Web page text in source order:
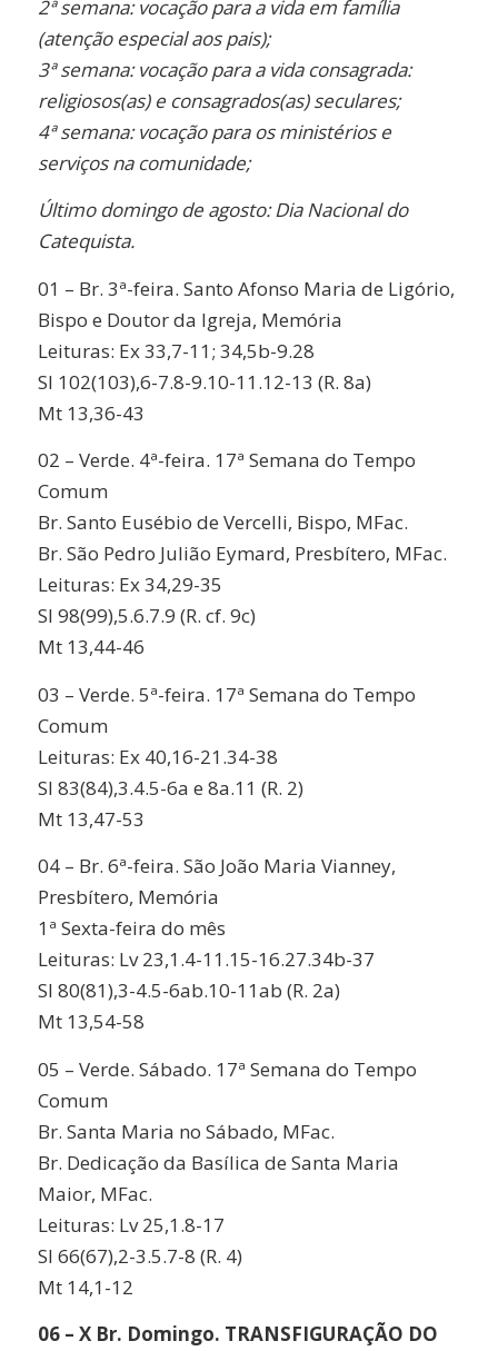
2ª semana: vocação para a vida em família
(atenção especial aos pais);
3ª semana: vocação para a vida consagrada:
religiosos(as) e consagrados(as) seculares;
4ª semana: vocação para os ministérios e
serviços na comunidade;
Último domingo de agosto: Dia Nacional do
Catequista.
01 – Br. 3ª-feira. Santo Afonso Maria de Ligório,
Bispo e Doutor da Igreja, Memória
Leituras: Ex 33,7-11; 34,5b-9.28
Sl 102(103),6-7.8-9.10-11.12-13 (R. 8a)
Mt 13,36-43
02 – Verde. 4ª-feira. 17ª Semana do Tempo
Comum
Br. Santo Eusébio de Vercelli, Bispo, MFac.
Br. São Pedro Julião Eymard, Presbítero, MFac.
Leituras: Ex 34,29-35
Sl 98(99),5.6.7.9 (R. cf. 9c)
Mt 13,44-46
03 – Verde. 5ª-feira. 17ª Semana do Tempo
Comum
Leituras: Ex 40,16-21.34-38
Sl 83(84),3.4.5-6a e 8a.11 (R. 2)
Mt 13,47-53
04 – Br. 6ª-feira. São João Maria Vianney,
Presbítero, Memória
1ª Sexta-feira do mês
Leituras: Lv 23,1.4-11.15-16.27.34b-37
Sl 80(81),3-4.5-6ab.10-11ab (R. 2a)
Mt 13,54-58
05 – Verde. Sábado. 17ª Semana do Tempo
Comum
Br. Santa Maria no Sábado, MFac.
Br. Dedicação da Basílica de Santa Maria
Maior, MFac.
Leituras: Lv 25,1.8-17
Sl 66(67),2-3.5.7-8 (R. 4)
Mt 14,1-12
06 – X Br. Domingo. TRANSFIGURAÇÃO DO